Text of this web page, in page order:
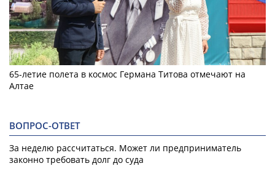
65-летие полета в космос Германа Титова отмечают на
Алтае
ВОПРОС-ОТВЕТ
За неделю рассчитаться. Может ли предприниматель
законно требовать долг до суда